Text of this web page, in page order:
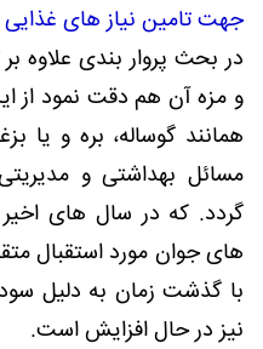
جهت تامین نیاز های غذایی
در بحث پروار بندی علاوه
و مزه آن هم دقت نمود از
همانند گوساله، بره و یا
مسائل بهداشتی و
گردد. که در سال های
های جوان مورد استقبال
با گذشت زمان به دلیل
نیز در حال افزایش است.